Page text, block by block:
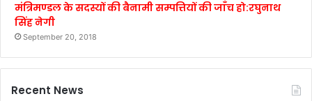
मंत्रिमण्डल के सदस्यों की बैनामी सम्पत्तियों की जाँच हो:रघुनाथ
सिंह नेगी
September 20, 2018
Recent News